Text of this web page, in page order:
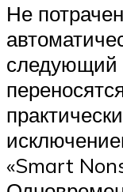
Не
следующий
«Smart